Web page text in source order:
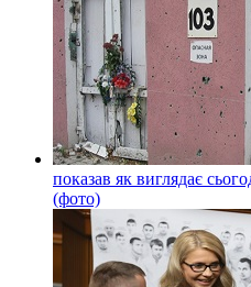
показав як виглядає
(фото)